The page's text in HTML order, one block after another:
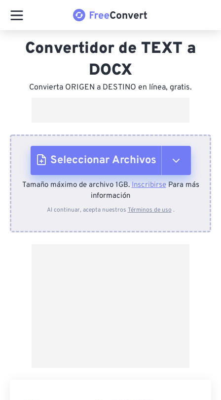
Convertidor de TEXT a
DOCX
Convierta ORIGEN a DESTINO en línea, gratis.
Seleccionar Archivos
Desde el dispositivo
Tamaño máximo de archivo 1GB.InscribirsePara más
información
Al continuar, acepta nuestros Términos de uso .